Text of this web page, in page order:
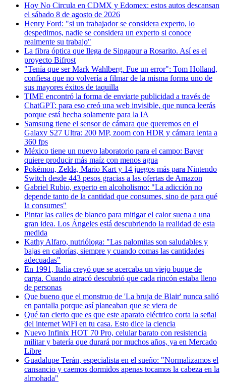
Hoy No Circula en CDMX y Edomex: estos autos descansan
el sábado 8 de agosto de 2026
Henry Ford: "si un trabajador se considera experto, lo
despedimos, nadie se considera un experto si conoce
realmente su trabajo"
La fibra óptica que llega de Singapur a Rosarito. Así es el
proyecto Bifrost
"Tenía que ser Mark Wahlberg. Fue un error": Tom Holland,
confiesa que no volvería a filmar de la misma forma uno de
sus mayores éxitos de taquilla
TIME encontró la forma de enviarte publicidad a través de
ChatGPT: para eso creó una web invisible, que nunca leerás
porque está hecha solamente para la IA
Samsung tiene el sensor de cámara que queremos en el
Galaxy S27 Ultra: 200 MP, zoom con HDR y cámara lenta a
360 fps
México tiene un nuevo laboratorio para el campo: Bayer
quiere producir más maíz con menos agua
Pokémon, Zelda, Mario Kart y 14 juegos más para Nintendo
Switch desde 443 pesos gracias a las ofertas de Amazon
Gabriel Rubio, experto en alcoholismo: "La adicción no
depende tanto de la cantidad que consumes, sino de para qué
la consumes"
Pintar las calles de blanco para mitigar el calor suena a una
gran idea. Los Ángeles está descubriendo la realidad de esta
medida
Kathy Alfaro, nutrióloga: "Las palomitas son saludables y
bajas en calorías, siempre y cuando comas las cantidades
adecuadas"
En 1991, Italia creyó que se acercaba un viejo buque de
carga. Cuando atracó descubrió que cada rincón estaba lleno
de personas
Que bueno que el monstruo de 'La bruja de Blair' nunca salió
en pantalla porque así planeaban que se viera de
Qué tan cierto que es que este aparato eléctrico corta la señal
del internet WiFi en tu casa. Esto dice la ciencia
Nuevo Infinix HOT 70 Pro, celular barato con resistencia
militar y batería que durará por muchos años, ya en Mercado
Libre
Guadalupe Terán, especialista en el sueño: "Normalizamos el
cansancio y caemos dormidos apenas tocamos la cabeza en la
almohada"